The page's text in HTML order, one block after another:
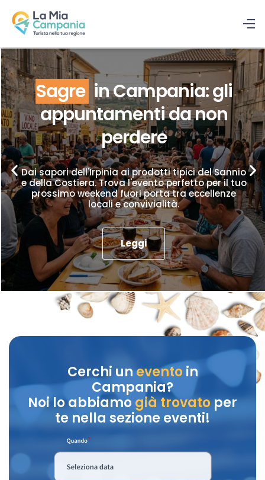
Sagre in Campania: gli
appuntamenti da non
perdere
Dai sapori dell'Irpinia ai prodotti tipici del Sannio
e della Costiera. Trova l'evento perfetto per il tuo
prossimo weekend fuori porta tra eccellenze
locali e convivialità.
Leggi
Cerchi unevento in
Campania?
Noi lo abbiamo già trovatoper
te nella sezione eventi!